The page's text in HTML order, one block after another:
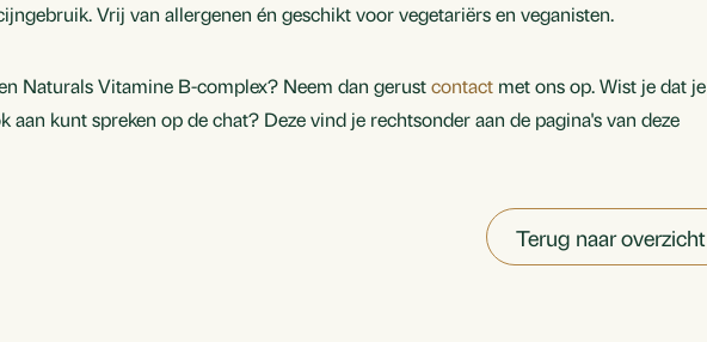
Vrij van allergenen én geschikt voor vegetariërs en veganisten.
Naturals Vitamine B-complex? Neem dan gerustcontactmet ons op. Wist je dat je
aan kunt spreken op de chat? Deze vind je rechtsonder aan de pagina's van deze
Terug naar overzicht